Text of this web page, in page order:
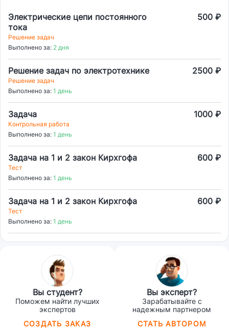
Электрические цепи постоянного
тока
500 ₽
Решение задач
Выполнено за: 2 дня
Решение задач по электротехнике 2500 ₽
Решение задач
Выполнено за: 1 день
Задача 1000 ₽
Контрольная работа
Выполнено за: 1 день
Задача на 1 и 2 закон Кирхгофа 600 ₽
Тест
Выполнено за: 1 день
Задача на 1 и 2 закон Кирхгофа 600 ₽
Тест
Выполнено за: 1 день
Вы студент?
Поможем найти лучших
экспертов
СОЗДАТЬ ЗАКАЗ
Вы эксперт?
Зарабатывайте с
надежным партнером
СТАТЬ АВТОРОМ